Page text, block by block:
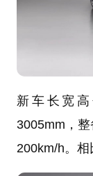
新车长宽高
3005mm，
200km/h。相